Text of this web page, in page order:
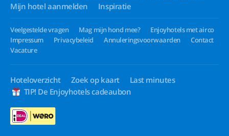
Mijn hotel aanmelden
Inspiratie
Veelgestelde vragen Mag mijn hond mee?
Enjoyhotels met airco
Impressum
Privacybeleid Annuleringsvoorwaarden
Contact
Vacature
Hoteloverzicht Zoek op kaart
Last minutes
TIP! De Enjoyhotels cadeaubon